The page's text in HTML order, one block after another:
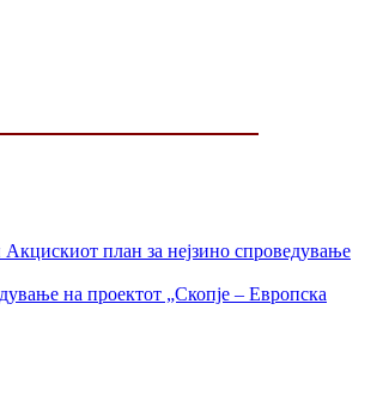
Акцискиот план за нејзино спроведување
на проектот „Скопје – Европска